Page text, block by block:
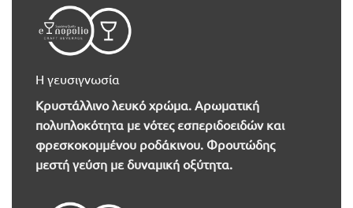
Η γευσιγνωσία
Κρυστάλλινο λευκό χρώμα. Αρωματική
πολυπλοκότητα με νότες εσπεριδοειδών και
φρεσκοκομμένου ροδάκινου. Φρουτώδης
μεστή γεύση με δυναμική οξύτητα.